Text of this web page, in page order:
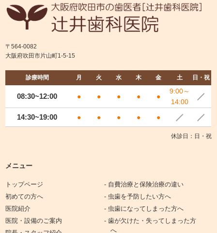
〒564-0082
大阪府吹田市片山町1-5-15
診療時間 月 火 水 木 金 土 日・祝
08:30~12:00 ● ● ● ● ●
9:00～
14:00
14:30~19:00 ● ● ● ● ●
休診日：日・祝
メニュー
トップページ
初めての方へ
医院紹介
医院・設備のご案内
- 自費治療と保険治療の違い
- 虫歯を予防したい方へ
- 虫歯になってしまった方へ
- 歯が欠けた・失ってしまった方
へ